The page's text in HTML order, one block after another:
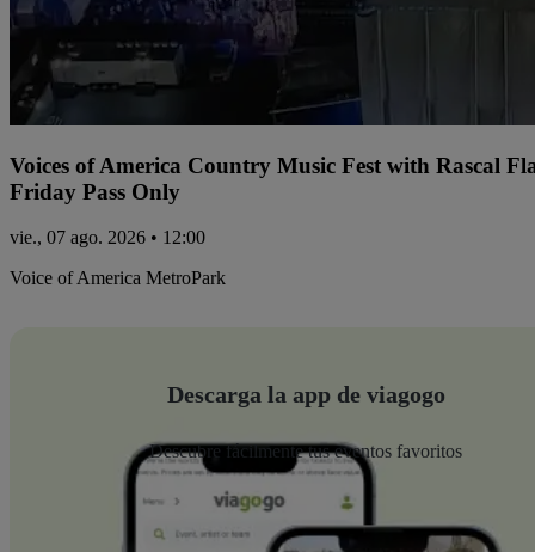
Voices of America Country Music Fest with Rascal
Friday Pass Only
vie., 07 ago. 2026 • 12:00
Voice of America MetroPark
Descarga la app de viagogo
Descubre fácilmente tus eventos favoritos